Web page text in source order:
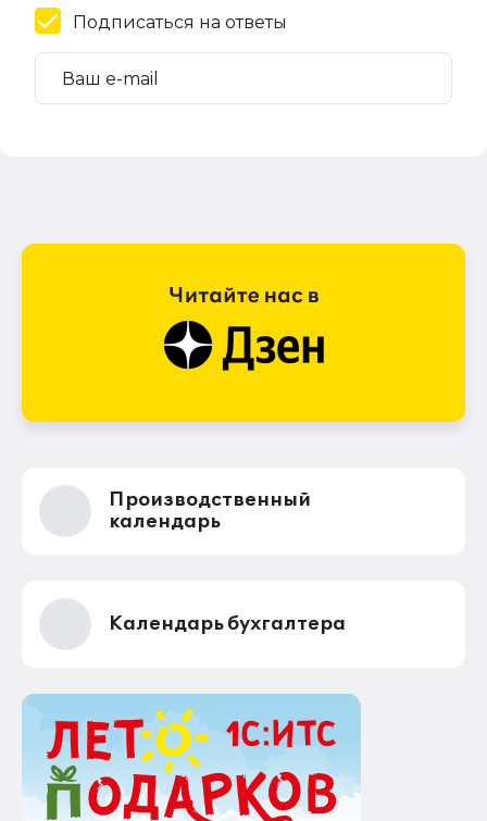
Подписаться на ответы
Производственный
календарь
Календарь бухгалтера